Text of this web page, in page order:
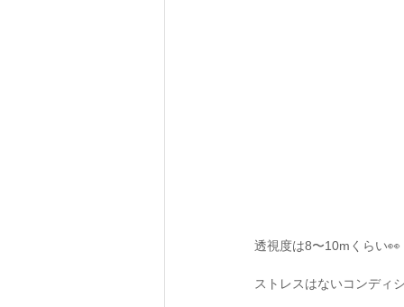
透視度は8〜10mくらい👀
ストレスはないコンディ